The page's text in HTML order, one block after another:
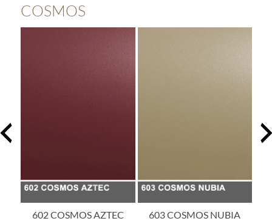
COSMOS
603 COSMOS NUBIA 605 COSMOS ATLAS